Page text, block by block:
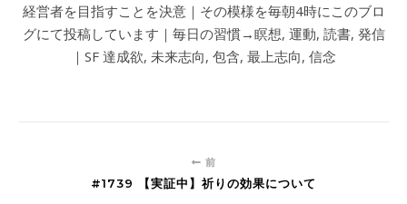
経営者を目指すことを決意｜その模様を毎朝4時にこのブロ
グにて投稿しています｜毎日の習慣→瞑想, 運動, 読書, 発信
｜SF 達成欲, 未来志向, 包含, 最上志向, 信念
前
#1739 【実証中】祈りの効果について